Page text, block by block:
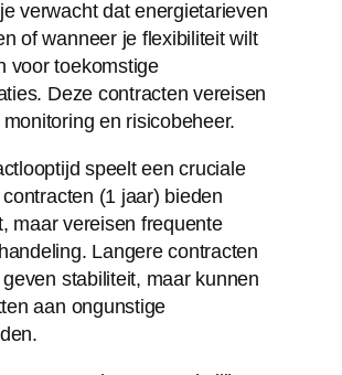
verwacht dat energietarieven
of wanneer je flexibiliteit wilt
voor toekomstige
Deze contracten vereisen
en risicobeheer.
speelt een cruciale
(1 jaar) bieden
maar vereisen frequente
Langere contracten
stabiliteit, maar kunnen
aan ongunstige